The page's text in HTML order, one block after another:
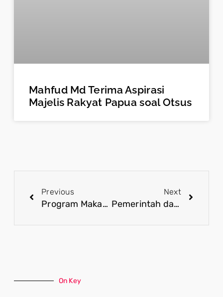
Mahfud Md Terima Aspirasi
Majelis Rakyat Papua soal Otsus
Previous
Program Makan Bergizi Gratis Sukses Libatkan Petani Lokal
Next
Pemerintah dan Masyarakat Bergandengan Tangan Jaga Stabilitas Keamanan Papua
On Key